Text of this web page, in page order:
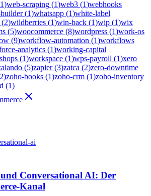
1)web-scraping (1)web3 (1)webhooks
(1)whatsapp (1)white-label
(2)wildberries (1)win-back (1)wip (1)wix
(5)woocommerce (8)wordpress (1)work-os
(9)workflow-automation (1)workflows
analytics (1)working-capital
(1)workspace (1)wps-payroll (1)xero
(5)zapier(3)zatca (2)zero-downtime
2)zoho-books (1)zoho-crm (1)zoho-inventory
(1)
ai
und Conversational AI: Der
Kanal